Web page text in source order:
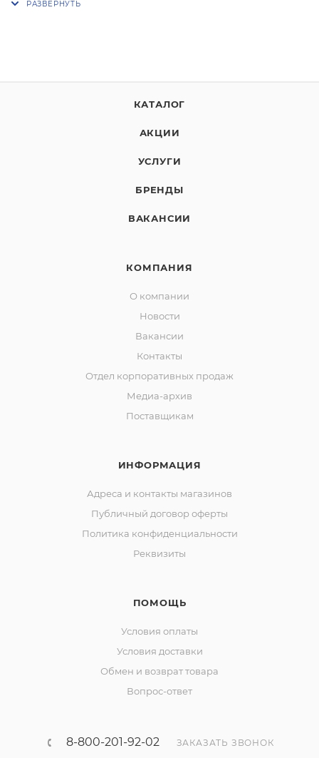
КАТАЛОГ
АКЦИИ
УСЛУГИ
БРЕНДЫ
ВАКАНСИИ
КОМПАНИЯ
О компании
Новости
Вакансии
Контакты
Отдел корпоративных продаж
Медиа-архив
Поставщикам
ИНФОРМАЦИЯ
Адреса и контакты магазинов
Публичный договор оферты
Политика конфиденциальности
Реквизиты
ПОМОЩЬ
Условия оплаты
Условия доставки
Обмен и возврат товара
Вопрос-ответ
8-800-201-92-02 ЗАКАЗАТЬ ЗВОНОК